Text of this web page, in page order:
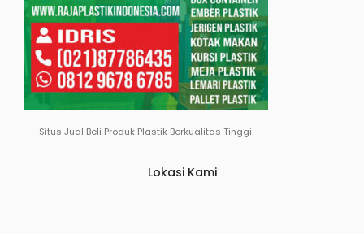
Situs Jual Beli Produk Plastik Berkualitas Tinggi.
Lokasi Kami